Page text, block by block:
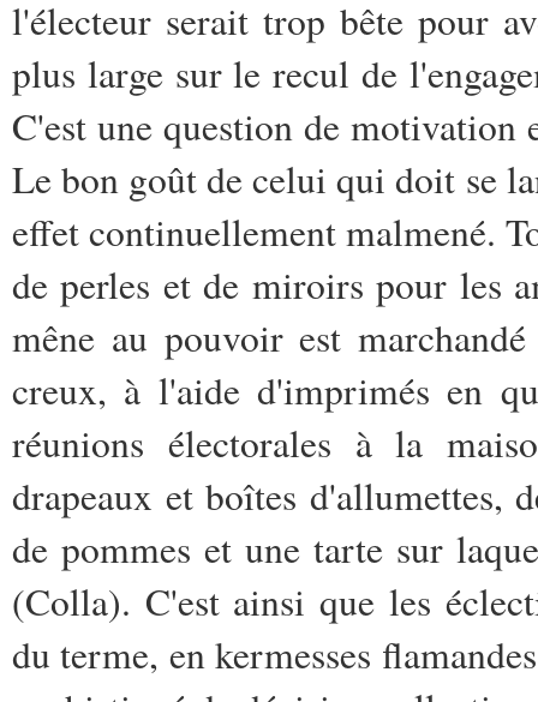
l'électeur serait trop bête pour
plus large sur le recul de
C'est une question de
Le bon goût de celui qui doit se
effet continuellement malmené.
de perles et de miroirs pour les
mêne au pouvoir est
creux, à l'aide d'imprimés en
réunions électorales à la
drapeaux et boîtes d'allumettes,
de pommes et une tarte sur
(Colla). C'est ainsi que les
du terme, en kermesses